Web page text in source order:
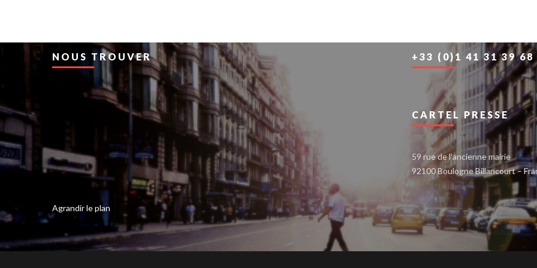
NOUS TROUVER
Agrandir le plan
+33 (0)1 41 31 39 68
CARTEL PRESSE
59 rue de l’ancienne mairie
92100 Boulogne Billancourt –